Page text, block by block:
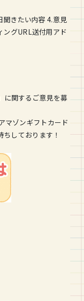
聞きたい内容 4.意見
グURL送付用アド
に関するご意見を募
マゾンギフトカード
しております！